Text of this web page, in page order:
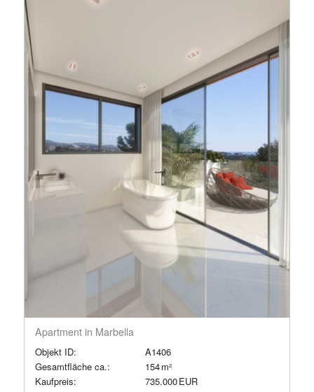
Apartment in Marbella
Objekt ID:
A1406
Gesamtfläche ca.:
154 m²
Kaufpreis:
735.000 EUR